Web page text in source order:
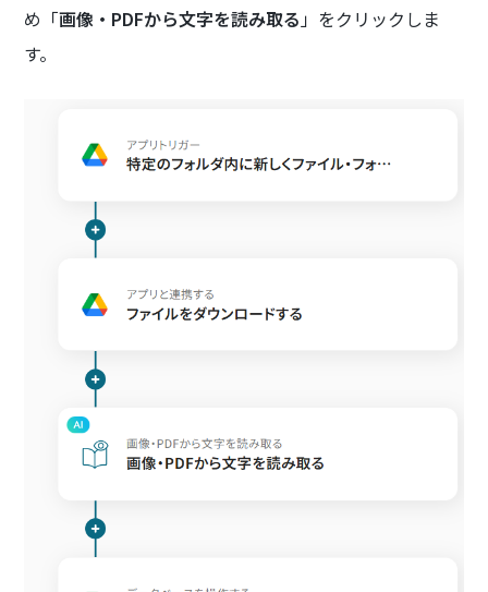
め「画像・PDFから文字を読み取る 」をクリックしま
す。